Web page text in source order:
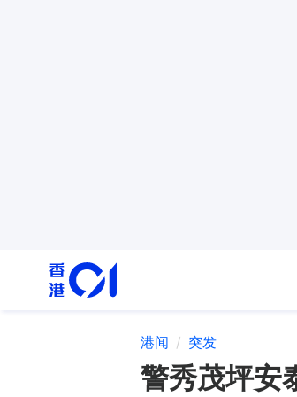
港闻 突发
警秀茂坪